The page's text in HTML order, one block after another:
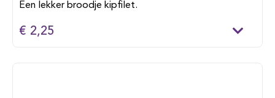
Een lekker broodje kipfilet.
€ 2,25